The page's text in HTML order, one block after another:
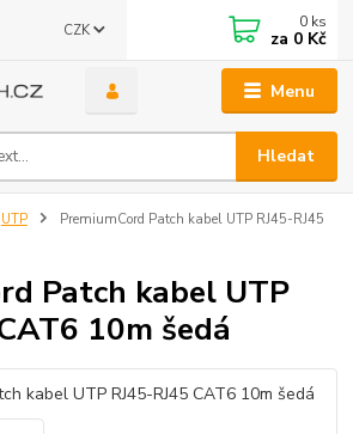
Menu
CZK
Hledat
0 ks
za 0 Kč
UTP
PremiumCord Patch kabel UTP RJ45-RJ45
Patch kabel UTP
10m šedá